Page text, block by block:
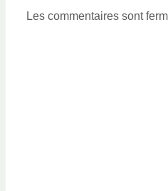
Les commentaires sont